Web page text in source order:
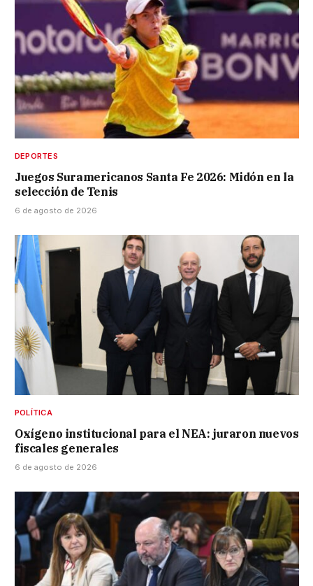
DEPORTES
Juegos Suramericanos Santa Fe 2026: Midón en la
selección de Tenis
6 de agosto de 2026
POLÍTICA
Oxígeno institucional para el NEA: juraron nuevos
fiscales generales
6 de agosto de 2026